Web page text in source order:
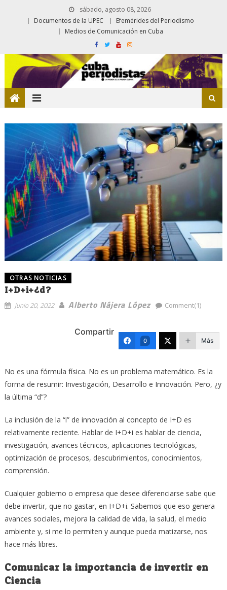
sábado, agosto 08, 2026
Documentos de la UPEC
Efemérides del Periodismo
Medios de Comunicación en Cuba
OTRAS NOTICIAS
I+D+i+¿d?
junio 20, 2022 Alberto Nájera López Comment(1)
Compartir
0 Más
No es una fórmula física. No es un problema matemático. Es la
forma de resumir: Investigación, Desarrollo e Innovación. Pero, ¿y
la última “d”?
La inclusión de la “i” de innovación al concepto de I+D es
relativamente reciente. Hablar de I+D+i es hablar de ciencia,
investigación, avances técnicos, aplicaciones tecnológicas,
optimización de procesos, descubrimientos, conocimientos,
comprensión.
Cualquier gobierno o empresa que desee diferenciarse sabe que
debe invertir, que no gastar, en I+D+i. Sabemos que eso genera
avances sociales, mejora la calidad de vida, la salud, el medio
ambiente y, si me lo permiten y aunque pueda matizarse, nos
hace más libres.
Comunicar la importancia de invertir en
Ciencia